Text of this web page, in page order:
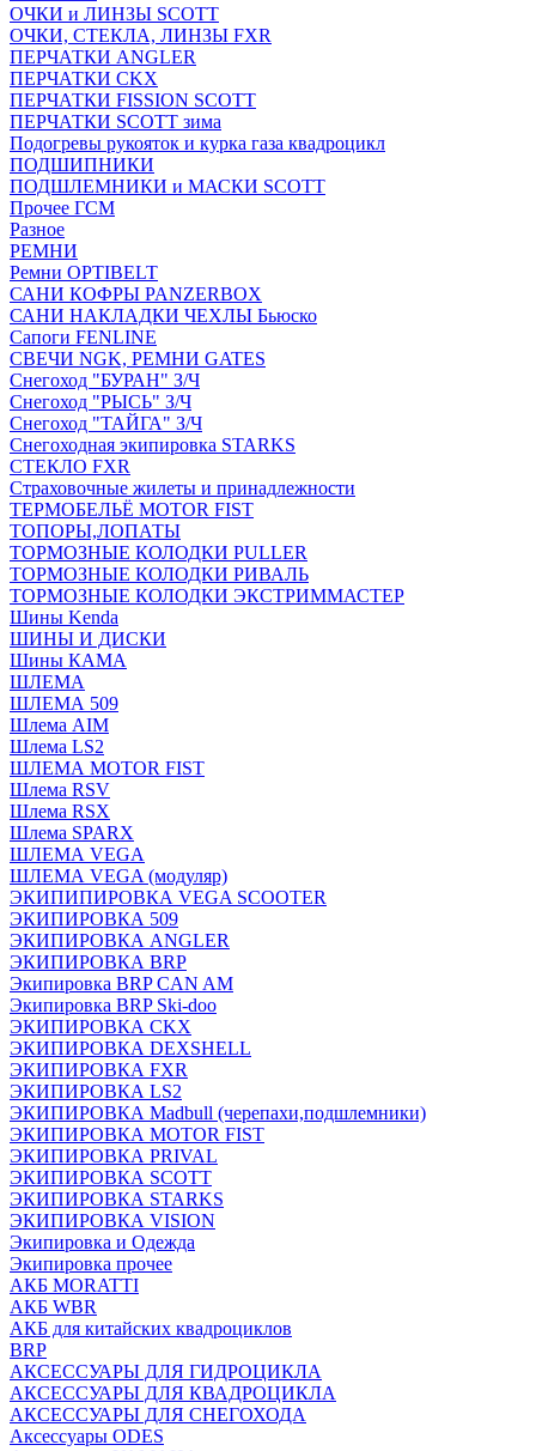
ОЧКИ и ЛИНЗЫ SCOTT
ОЧКИ, СТЕКЛА, ЛИНЗЫ FXR
ПЕРЧАТКИ ANGLER
ПЕРЧАТКИ CKX
ПЕРЧАТКИ FISSION SCOTT
ПЕРЧАТКИ SCOTT зима
Подогревы рукояток и курка газа квадроцикл
ПОДШИПНИКИ
ПОДШЛЕМНИКИ и МАСКИ SCOTT
Прочее ГСМ
Разное
РЕМНИ
Ремни OPTIBELT
САНИ КОФРЫ PANZERBOX
САНИ НАКЛАДКИ ЧЕХЛЫ Бьюско
Сапоги FENLINE
СВЕЧИ NGK, РЕМНИ GATES
Снегоход "БУРАН" З/Ч
Снегоход "РЫСЬ" З/Ч
Снегоход "ТАЙГА" З/Ч
Снегоходная экипировка STARKS
СТЕКЛО FXR
Страховочные жилеты и принадлежности
ТЕРМОБЕЛЬЁ MOTOR FIST
ТОПОРЫ,ЛОПАТЫ
ТОРМОЗНЫЕ КОЛОДКИ PULLER
ТОРМОЗНЫЕ КОЛОДКИ РИВАЛЬ
ТОРМОЗНЫЕ КОЛОДКИ ЭКСТРИММАСТЕР
Шины Kenda
ШИНЫ И ДИСКИ
Шины КАМА
ШЛЕМА
ШЛЕМА 509
Шлема AIM
Шлема LS2
ШЛЕМА MOTOR FIST
Шлема RSV
Шлема RSX
Шлема SPARX
ШЛЕМА VEGA
ШЛЕМА VEGA (модуляр)
ЭКИПИПИРОВКА VEGA SCOOTER
ЭКИПИРОВКА 509
ЭКИПИРОВКА ANGLER
ЭКИПИРОВКА BRP
Экипировка BRP CAN AM
Экипировка BRP Ski-doo
ЭКИПИРОВКА CKX
ЭКИПИРОВКА DEXSHELL
ЭКИПИРОВКА FXR
ЭКИПИРОВКА LS2
ЭКИПИРОВКА Madbull (черепахи,подшлемники)
ЭКИПИРОВКА MOTOR FIST
ЭКИПИРОВКА PRIVAL
ЭКИПИРОВКА SCOTT
ЭКИПИРОВКА STARKS
ЭКИПИРОВКА VISION
Экипировка и Одежда
Экипировка прочее
АКБ MORATTI
АКБ WBR
АКБ для китайских квадроциклов
BRP
АКСЕССУАРЫ ДЛЯ ГИДРОЦИКЛА
АКСЕССУАРЫ ДЛЯ КВАДРОЦИКЛА
АКСЕССУАРЫ ДЛЯ СНЕГОХОДА
Аксессуары ODES